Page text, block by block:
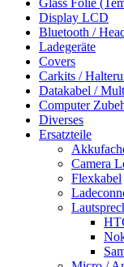
Glass Folie
Display LCD
Bluetooth /
Ladegeräte
Covers
Carkits /
Datakabel /
Computer
Diverses
Ersatzteile
Camera
Flexkabel